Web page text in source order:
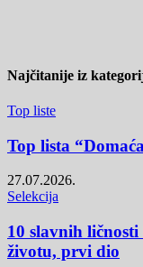
Najčitanije iz
Top liste
Top lista
27.07.2026.
Selekcija
10 slavnih
životu, prvi dio